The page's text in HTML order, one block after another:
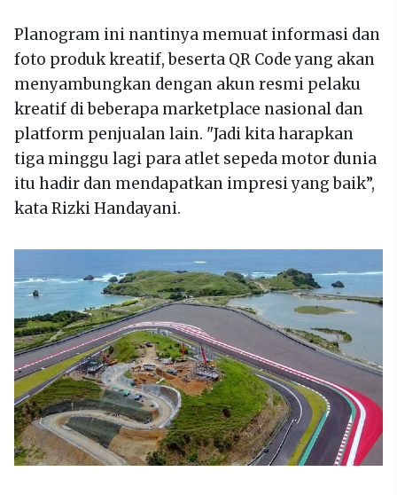
Planogram ini nantinya memuat informasi dan
foto produk kreatif, beserta QR Code yang akan
menyambungkan dengan akun resmi pelaku
kreatif di beberapa marketplace nasional dan
platform penjualan lain. "Jadi kita harapkan
tiga minggu lagi para atlet sepeda motor dunia
itu hadir dan mendapatkan impresi yang baik”,
kata Rizki Handayani.